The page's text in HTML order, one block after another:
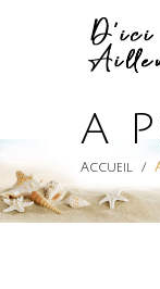
A
Accueil /